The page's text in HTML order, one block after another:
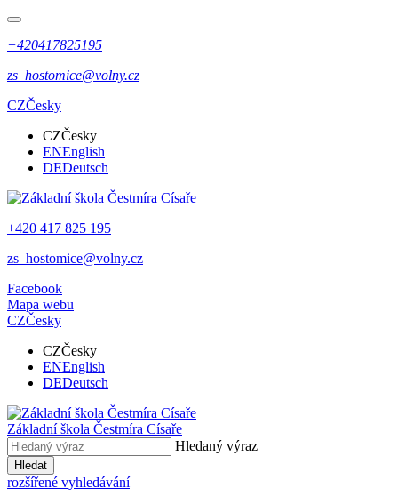
+420417825195
zs_hostomice@volny.cz
CZČesky
CZČesky
ENEnglish
DEDeutsch
+420 417 825 195
zs_hostomice@volny.cz
Facebook
Mapa webu
CZČesky
CZČesky
ENEnglish
DEDeutsch
Základní škola Čestmíra Císaře
Hledaný výraz
Hledat
rozšířené vyhledávání